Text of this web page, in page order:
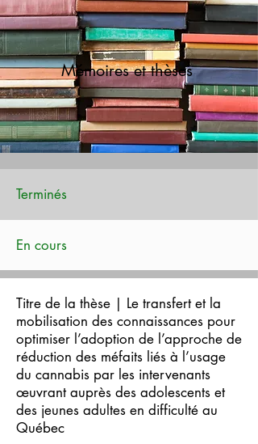
Mémoires et thèses
Terminés
En cours
Titre de la thèse | Le transfert et la
mobilisation des connaissances pour
optimiser l’adoption de l’approche de
réduction des méfaits liés à l’usage
du cannabis par les intervenants
œuvrant auprès des adolescents et
des jeunes adultes en difficulté au
Québec